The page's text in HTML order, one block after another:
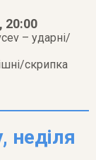
20:00
– ударні/
скрипка
неділя